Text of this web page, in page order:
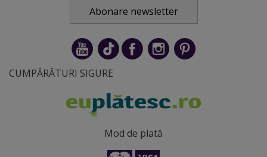
Abonare newsletter
CUMPĂRĂTURI SIGURE
Mod de plată